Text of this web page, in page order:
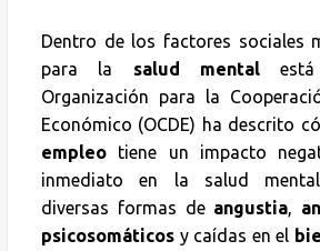
Dentro de los factores sociales
para la salud mentalestá
Organización para la
Económico (OCDE) ha descrito
empleo tiene un impacto
inmediato en la salud
diversas formas de angustia,
psicosomáticos y caídas en el